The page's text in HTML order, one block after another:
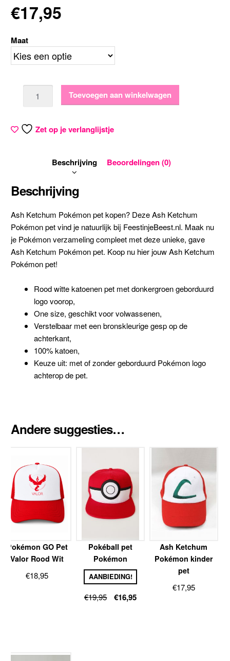
€17,95
Maat
Toevoegen aan winkelwagen
Zet op je verlanglijstje
Beschrijving Beoordelingen (0)
Beschrijving
Ash Ketchum Pokémon pet kopen? Deze Ash Ketchum
Pokémon pet vind je natuurlijk bij FeestinjeBeest.nl. Maak nu
je Pokémon verzameling compleet met deze unieke, gave
Ash Ketchum Pokémon pet. Koop nu hier jouw Ash Ketchum
Pokémon pet!
Rood witte katoenen pet met donkergroen geborduurd
logo voorop,
One size, geschikt voor volwassenen,
Verstelbaar met een bronskleurige gesp op de
achterkant,
100% katoen,
Keuze uit: met of zonder geborduurd Pokémon logo
achterop de pet.
Andere suggesties…
Pokémon GO Pet
Valor Rood Wit
€18,95
Pokéball pet
Pokémon
AANBIEDING!
€19,95
Oorspronkelijke
€16,95Huidige
Ash Ketchum
Pokémon kinder
pet
€17,95